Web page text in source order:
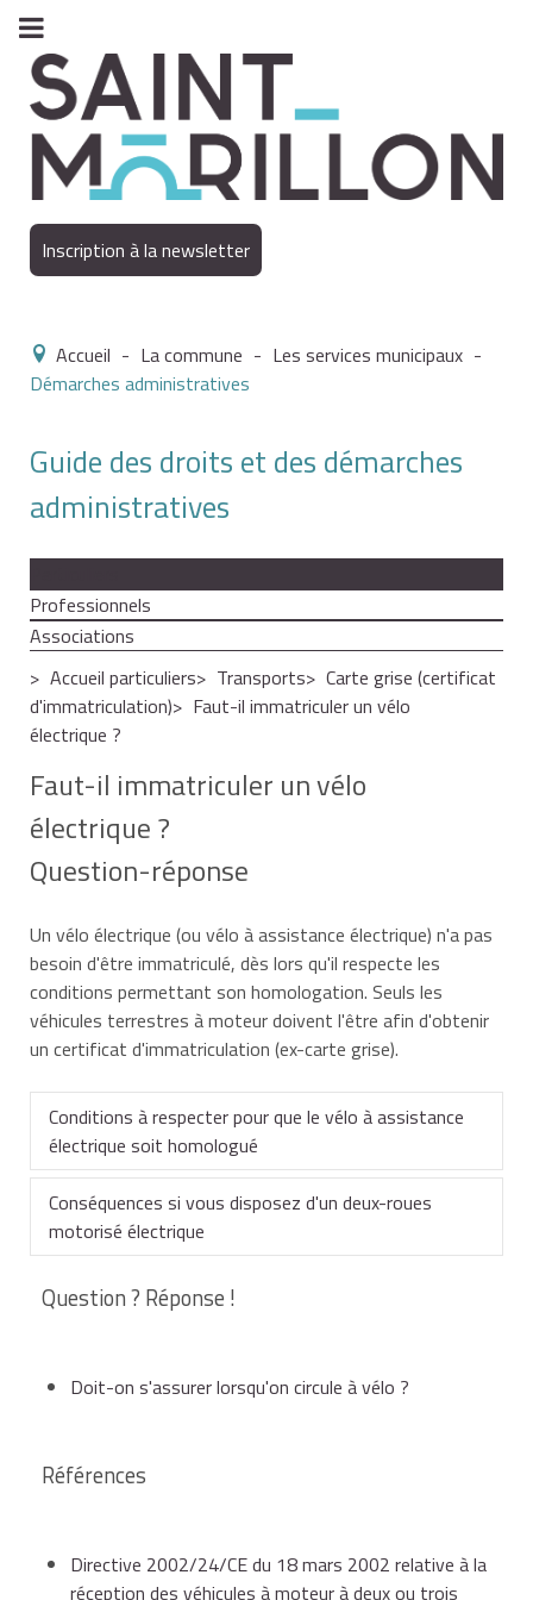
Inscription à la newsletter
Accueil - La commune - Les services municipaux -
Démarches administratives
Guide des droits et des démarches
administratives
Professionnels
Associations
Accueil particuliers
Transports
Carte grise (certificat
d'immatriculation)
Faut-il immatriculer un vélo
électrique ?
Faut-il immatriculer un vélo
électrique ?
Question-réponse
Un vélo électrique (ou vélo à assistance électrique) n'a pas
besoin d'être immatriculé, dès lors qu'il respecte les
conditions permettant son homologation. Seuls les
véhicules terrestres à moteur doivent l'être afin d'obtenir
un certificat d'immatriculation (ex-carte grise).
Conditions à respecter pour que le vélo à assistance
électrique soit homologué
Le vélo à assistance électrique doit respecter 3
conditions pour être homologué :
et le moteur doit être une assistance au pédalage
Conséquences si vous disposez d'un deux-roues
motorisé électrique
Si le moteur a une puissance supérieure à 250 W ou
vitesse dépasse les 45 km/h).
d'immatriculationet d'uneplaque
Question ? Réponse !
Doit-on s'assurer lorsqu'on circule à vélo ?
Références
Directive 2002/24/CE du 18 mars 2002 relative à la
réception des véhicules à moteur à deux ou trois